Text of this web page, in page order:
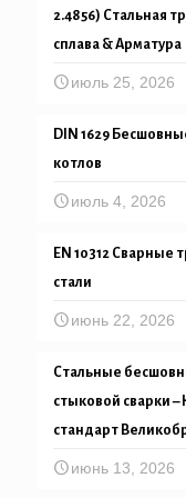
2.4856) Стальная
сплава & Арматура
июль 25, 2026
DIN 1629
котлов
июль 4, 2026
EN 10312
стали
июнь 22, 2026
Стальные
стыковой сварки
стандарт
июнь 13, 2026